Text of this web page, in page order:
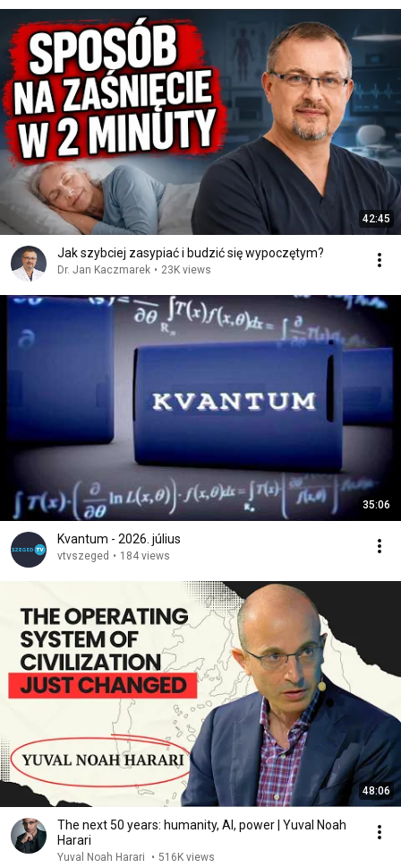
42:45
Jak szybciej zasypiać i budzić się wypoczętym?
Dr. Jan Kaczmarek • 23K views
35:06
Kvantum - 2026. július
vtvszeged • 184 views
48:06
The next 50 years: humanity, AI, power | Yuval Noah
Harari
Yuval Noah Harari • 516K views